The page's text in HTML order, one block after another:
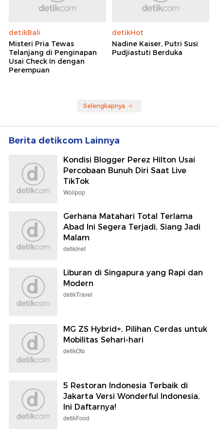
detikBali
Misteri Pria Tewas
Telanjang di Penginapan
Usai Check In dengan
Perempuan
detikHot
Nadine Kaiser, Putri Susi
Pudjiastuti Berduka
Selengkapnya
Berita detikcom Lainnya
Kondisi Blogger Perez Hilton Usai
Percobaan Bunuh Diri Saat Live
TikTok
Wolipop
Gerhana Matahari Total Terlama
Abad Ini Segera Terjadi, Siang Jadi
Malam
detikInet
Liburan di Singapura yang Rapi dan
Modern
detikTravel
MG ZS Hybrid+, Pilihan Cerdas untuk
Mobilitas Sehari-hari
detikOto
5 Restoran Indonesia Terbaik di
Jakarta Versi Wonderful Indonesia,
Ini Daftarnya!
detikFood